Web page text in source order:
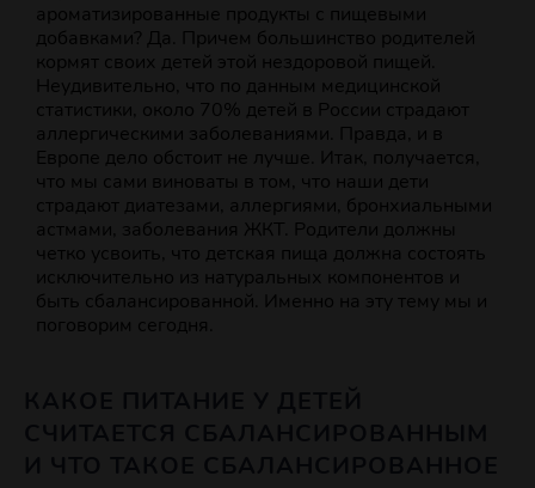
ароматизированные продукты с пищевыми
добавками? Да. Причем большинство родителей
кормят своих детей этой нездоровой пищей.
Неудивительно, что по данным медицинской
статистики, около 70% детей в России страдают
аллергическими заболеваниями. Правда, и в
Европе дело обстоит не лучше. Итак, получается,
что мы сами виноваты в том, что наши дети
страдают диатезами, аллергиями, бронхиальными
астмами, заболевания ЖКТ. Родители должны
четко усвоить, что детская пища должна состоять
исключительно из натуральных компонентов и
быть сбалансированной. Именно на эту тему мы и
поговорим сегодня.